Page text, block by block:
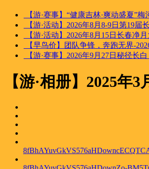
【游·赛事】“健康吉林·爽动盛夏”
【游·活动】2026年8月8-9日第19届
【游·活动】2026年8月15日长春净
【早鸟价】团队争锋，奔跑无界-
【游·赛事】2026年9月27日秘径长
【游·相册】2025年